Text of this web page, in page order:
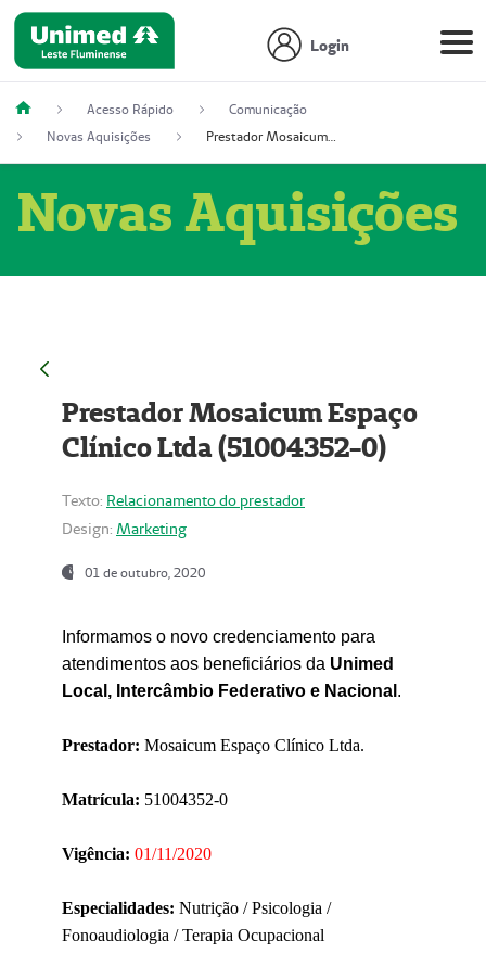
Login
Acesso Rápido
Comunicação
Novas Aquisições
Prestador Mosaicum Espaço Clínico Ltda (51004352-0)
Novas Aquisições
Prestador Mosaicum Espaço
Clínico Ltda (51004352-0)
Texto: Relacionamento do prestador
Design: Marketing
01 de outubro, 2020
Informamos o novo credenciamento para
atendimentos aos beneficiários da Unimed
Local, Intercâmbio Federativo e Nacional .
Prestador: Mosaicum Espaço Clínico Ltda.
Matrícula: 51004352-0
Vigência: 01/11/2020
Especialidades: Nutrição / Psicologia /
Fonoaudiologia / Terapia Ocupacional